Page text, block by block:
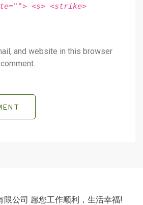
<s> <strike>
and website in this browser
限公司 愿您工作顺利，生活幸福!